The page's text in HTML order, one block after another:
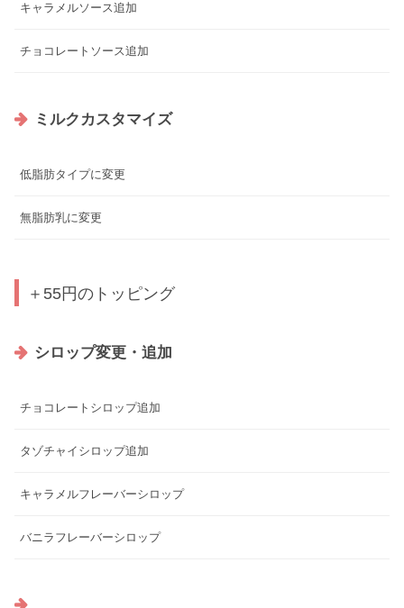
キャラメルソース追加
チョコレートソース追加
ミルクカスタマイズ
低脂肪タイプに変更
無脂肪乳に変更
＋55円のトッピング
シロップ変更・追加
チョコレートシロップ追加
タゾチャイシロップ追加
キャラメルフレーバーシロップ
バニラフレーバーシロップ